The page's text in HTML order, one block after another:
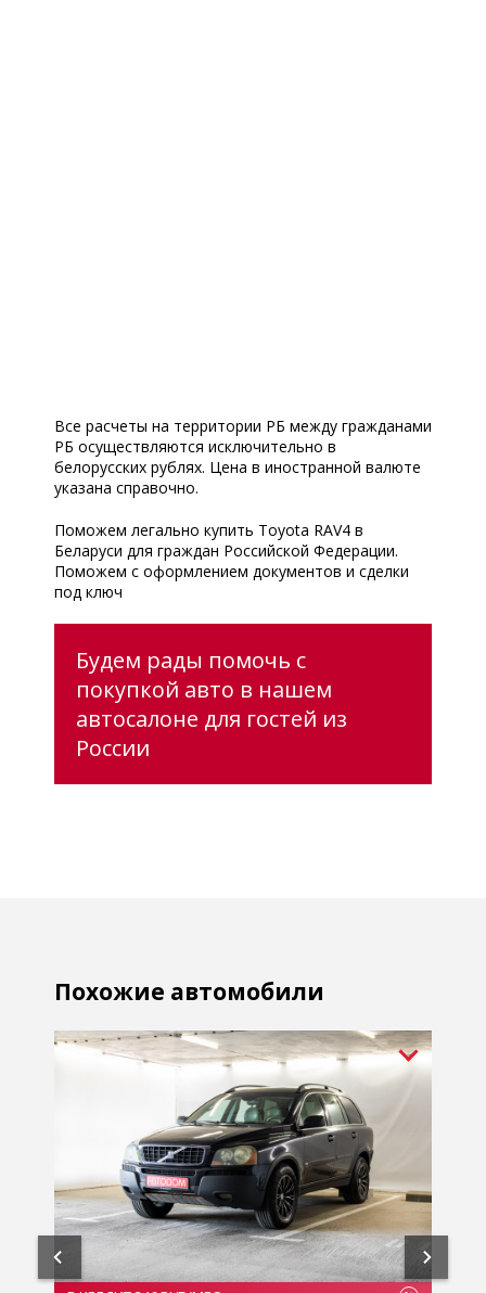
Все расчеты на территории РБ между гражданами
РБ осуществляются исключительно в
белорусских рублях. Цена в иностранной валюте
указана справочно.
Поможем легально купить Toyota RAV4 в
Беларуси для граждан Российской Федерации.
Поможем с оформлением документов и сделки
под ключ
Будем рады помочь с
покупкой авто в нашем
автосалоне для гостей из
России
Похожие автомобили